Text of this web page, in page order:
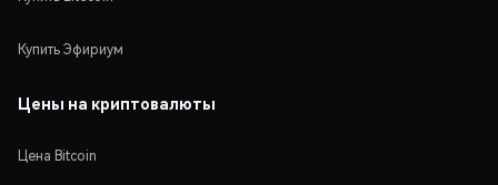
Купить Эфириум
Цены на криптовалюты
Цена Bitcoin